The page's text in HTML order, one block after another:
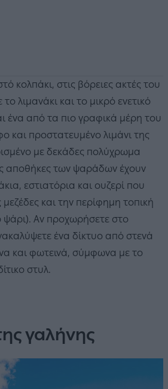
κολπάκι, στις βόρειες ακτές του
το λιμανάκι και το μικρό ενετικό
ένα από τα πιο γραφικά μέρη του
και προστατευμένο λιμάνι της
με δεκάδες πολύχρωμα
αποθήκες των ψαράδων έχουν
εστιατόρια και ουζερί που
και την περίφημη τοπική
Αν προχωρήσετε στο
ένα δίκτυο από στενά
και φωτεινά, σύμφωνα με το
στυλ.
γαλήνης